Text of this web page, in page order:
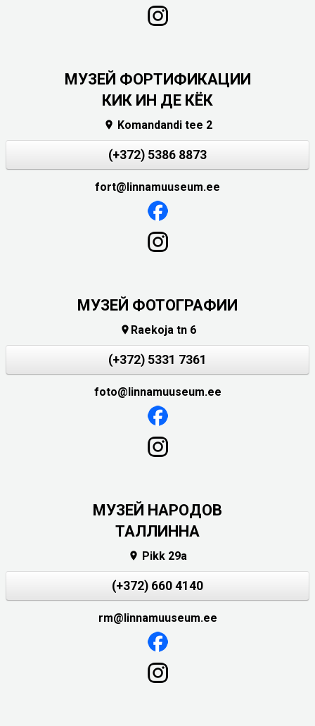
МУЗЕЙ ФОРТИФИКАЦИИ
КИК ИН ДЕ КЁК
 Komandandi tee 2
(+372) 5386 8873
fort@linnamuuseum.ee
МУЗЕЙ ФОТОГРАФИИ
 Raekoja tn 6
(+372) 5331 7361
foto@linnamuuseum.ee
MУЗЕЙ НАРОДОВ
ТАЛЛИННА
 Pikk 29a
(+372) 660 4140
rm@linnamuuseum.ee